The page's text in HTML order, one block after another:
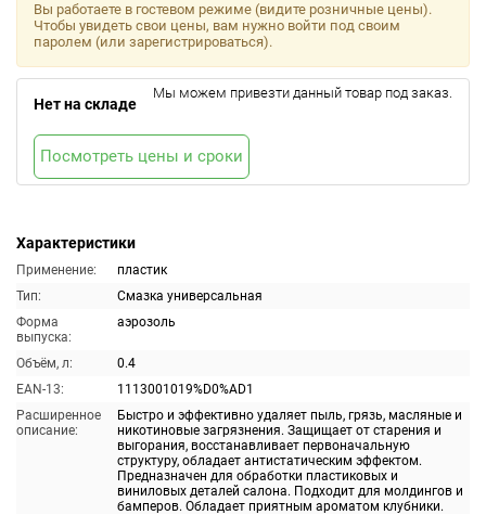
Характеристики
Применение:
пластик
Тип:
Смазка универсальная
Форма
выпуска:
аэрозоль
Объём, л:
0.4
EAN-13:
1113001019%D0%AD1
Расширенное
описание:
Быстро и эффективно удаляет пыль, грязь, масляные и
никотиновые загрязнения. Защищает от старения и
выгорания, восстанавливает первоначальную
структуру, обладает антистатическим эффектом.
Предназначен для обработки пластиковых и
виниловых деталей салона. Подходит для молдингов и
бамперов. Обладает приятным ароматом клубники.
Вы работаете в гостевом режиме (видите розничные цены).
Чтобы увидеть свои цены, вам нужно войти под своим
паролем (или зарегистрироваться).
Нет на складе
Мы можем привезти данный товар под заказ.
Посмотреть цены и сроки